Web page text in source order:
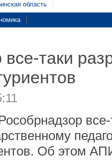
область
все-таки
Об этом